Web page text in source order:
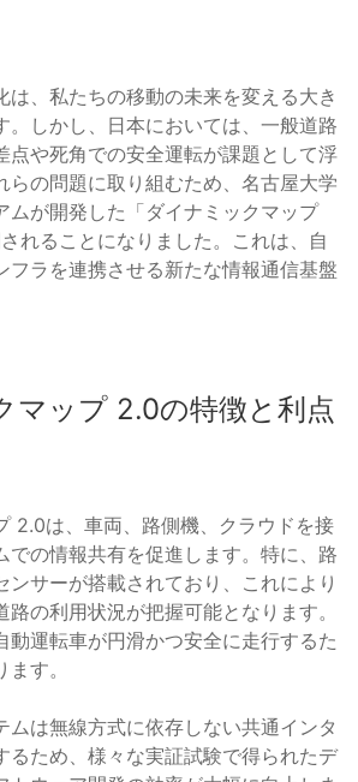
は、私たちの移動の未来を変える大き
。しかし、日本においては、一般道路
点や死角での安全運転が課題として浮
らの問題に取り組むため、名古屋大学
ムが開発した「ダイナミックマップ
れることになりました。これは、自
フラを連携させる新たな情報通信基盤
マップ 2.0の特徴と利点
2.0は、車両、路側機、クラウドを接
での情報共有を促進します。特に、路
ンサーが搭載されており、これにより
の利用状況が把握可能となります。
動運転車が円滑かつ安全に走行するた
す。
ムは無線方式に依存しない共通インタ
るため、様々な実証試験で得られたデ